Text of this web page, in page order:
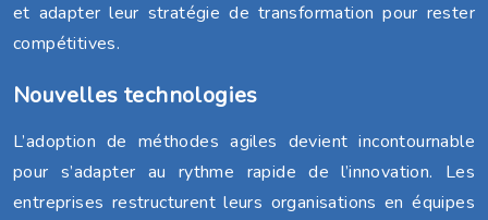
et adapter leur stratégie de transformation pour rester
compétitives.
Nouvelles technologies
L’adoption de méthodes agiles devient incontournable
pour s’adapter au rythme rapide de l’innovation. Les
entreprises restructurent leurs organisations en équipes